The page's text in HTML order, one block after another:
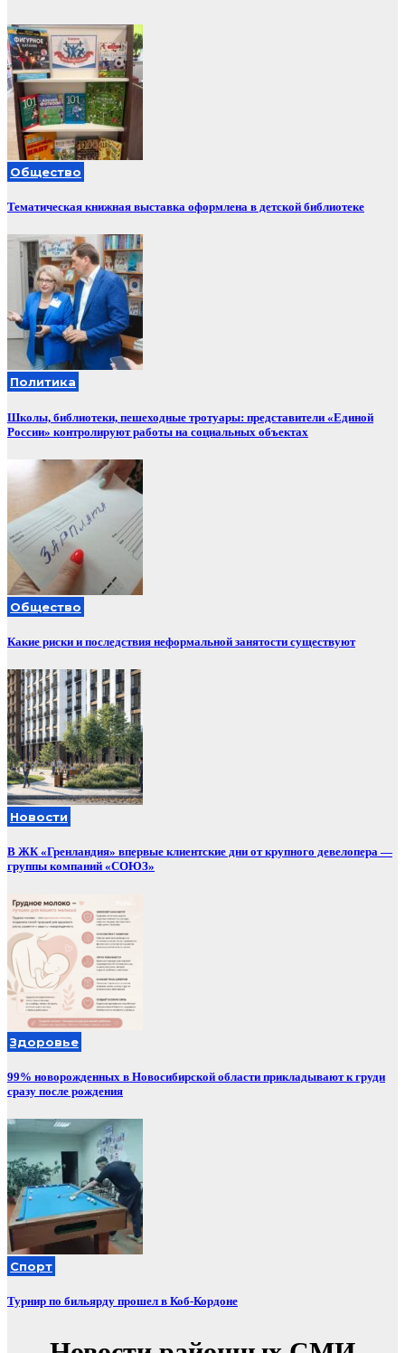
Общество
Тематическая книжная выставка оформлена в детской библиотеке
Политика
Школы, библиотеки, пешеходные тротуары: представители «Единой
России» контролируют работы на социальных объектах
Общество
Какие риски и последствия неформальной занятости существуют
Новости
В ЖК «Гренландия» впервые клиентские дни от крупного девелопера —
группы компаний «СОЮЗ»
Здоровье
99% новорожденных в Новосибирской области прикладывают к груди
сразу после рождения
Спорт
Турнир по бильярду прошел в Коб-Кордоне